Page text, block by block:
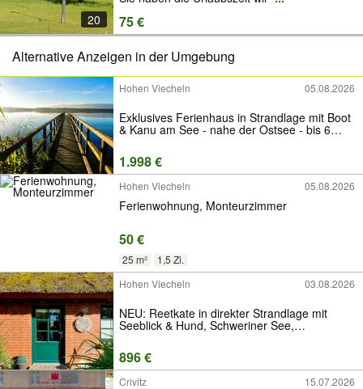
20
75 €
Alternative Anzeigen in der Umgebung
Hohen Viecheln 05.08.2026
Exklusives Ferienhaus in Strandlage mit Boot
& Kanu am See - nahe der Ostsee - bis 6
Angelurlaub - zw. Wismar & Schwerin
Seenplatte Ferienwohnung Last Minute
1.998 €
Hohen Viecheln 05.08.2026
Ferienwohnung, Monteurzimmer
50 €
25 m²
1,5 Zi.
Hohen Viecheln
03.08.2026
NEU: Reetkate in direkter Strandlage mit
Seeblick & Hund, Schweriner See,
Boltenhagen, Ferienwohnung,
Mecklenburgische Seenplatte, auch Last
Minute
896 €
Crivitz 15.07.2026